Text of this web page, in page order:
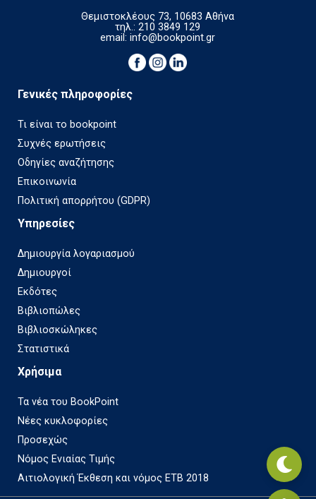
Θεμιστοκλέους 73, 10683 Αθήνα
τηλ.: 210 3849 129
email:info@bookpoint.gr
Γενικές πληροφορίες
Τι είναι το bookpoint
Συχνές ερωτήσεις
Οδηγίες αναζήτησης
Επικοινωνία
Πολιτική απορρήτου (GDPR)
Υπηρεσίες
Δημιουργία λογαριασμού
Δημιουργοί
Εκδότες
Βιβλιοπώλες
Βιβλιοσκώληκες
Στατιστικά
Χρήσιμα
Τα νέα του BookPoint
Νέες κυκλοφορίες
Προσεχώς
Νόμος Ενιαίας Τιμής
Αιτιολογική Έκθεση και νόμος ΕΤΒ 2018